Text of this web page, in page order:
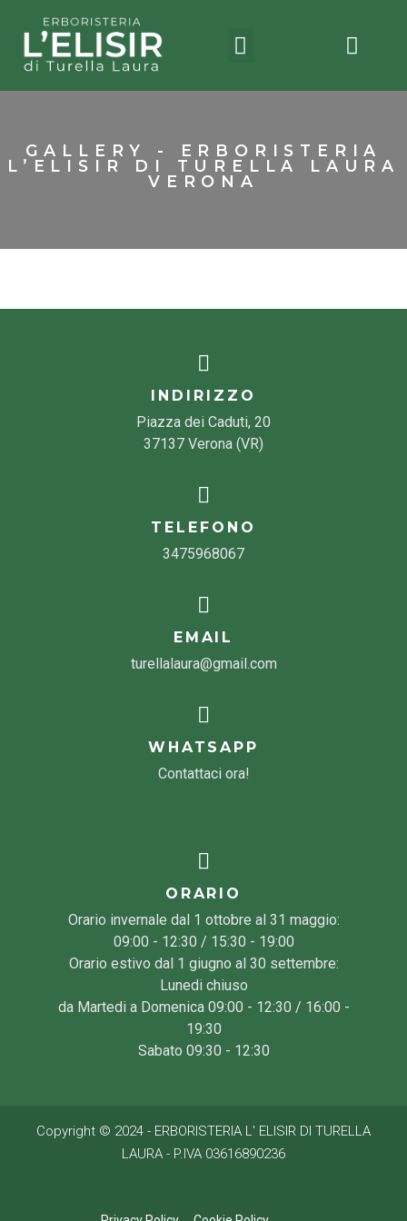
GALLERY - ERBORISTERIA
L’ELISIR DI TURELLA LAURA
VERONA
INDIRIZZO
Piazza dei Caduti, 20
37137 Verona (VR)
TELEFONO
3475968067
EMAIL
turellalaura@gmail.com
WHATSAPP
Contattaci ora!
ORARIO
Orario invernale dal 1 ottobre al 31 maggio:
09:00 - 12:30 / 15:30 - 19:00
Orario estivo dal 1 giugno al 30 settembre:
Lunedi chiuso
da Martedi a Domenica 09:00 - 12:30 / 16:00 -
19:30
Sabato 09:30 - 12:30
Copyright © 2024 - ERBORISTERIA L' ELISIR DI TURELLA
LAURA - P.IVA 03616890236